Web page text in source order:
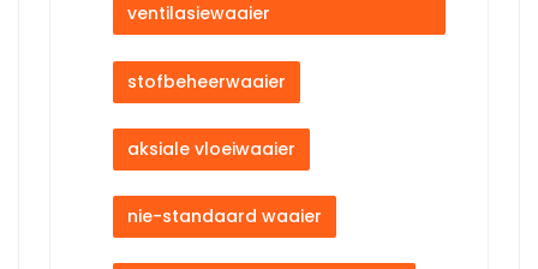
ventilasiewaaier
stofbeheerwaaier
aksiale vloeiwaaier
nie-standaard waaier